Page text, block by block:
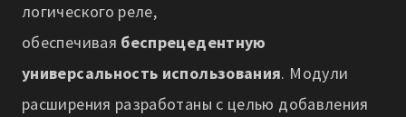
логического реле,
обеспечивая беспрецедентную
универсальность использования. Модули
расширения разработаны с целью добавления